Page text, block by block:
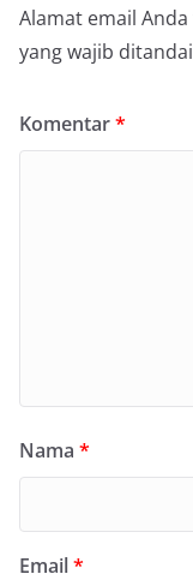
Alamat email
yang wajib ditandai
Komentar*
Nama *
Email*